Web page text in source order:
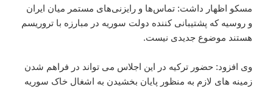
مسکو اظهار داشت: تماس‌ها و رایزنی‌های مستمر میان ایران
و روسیه که پشتیبانی کننده دولت سوریه در مبارزه با تروریسم
هستند موضوع جدیدی نیست.
وی افزود: حضور ترکیه در این اجلاس می تواند در فراهم شدن
زمینه های لازم به منظور پایان بخشیدن به اشغال خاک سوریه